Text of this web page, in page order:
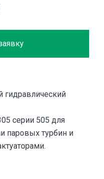
гидравлический
серии 505 для
паровых турбин и